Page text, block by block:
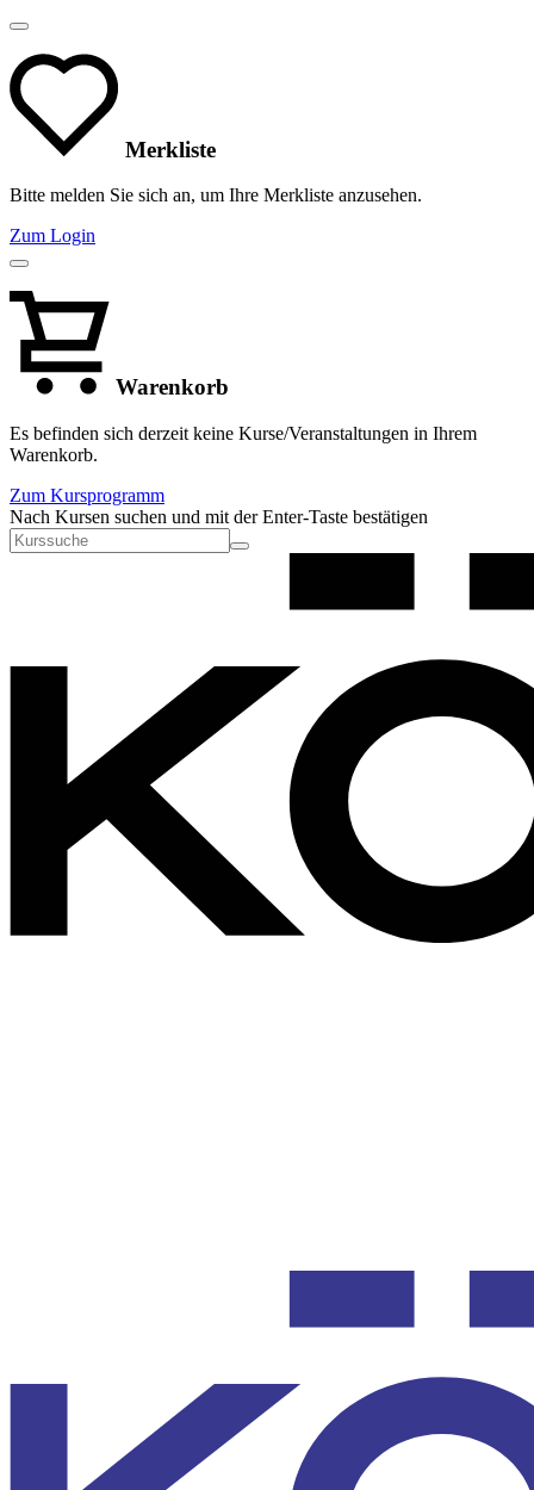
Merkliste
Bitte melden Sie sich an, um Ihre Merkliste anzusehen.
Zum Login
Warenkorb
Es befinden sich derzeit keine Kurse/Veranstaltungen in Ihrem
Warenkorb.
Zum Kursprogramm
Nach Kursen suchen und mit der Enter-Taste bestätigen